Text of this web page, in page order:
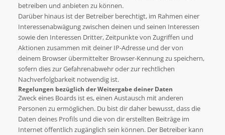
betreiben und anbieten zu können.
Darüber hinaus ist der Betreiber berechtigt, im Rahmen einer
Interessenabwägung zwischen deinen und seinen Interessen
sowie den Interessen Dritter, Zeitpunkte von Zugriffen und
Aktionen zusammen mit deiner IP-Adresse und der von
deinem Browser übermittelter Browser-Kennung zu speichern,
sofern dies zur Gefahrenabwehr oder zur rechtlichen
Nachverfolgbarkeit notwendig ist.
Regelungen bezüglich der Weitergabe deiner Daten
Zweck eines Boards ist es, einen Austausch mit anderen
Personen zu ermöglichen. Du bist dir daher bewusst, dass die
Daten deines Profils und die von dir erstellten Beiträge im
Internet öffentlich zugänglich sein können. Der Betreiber kann